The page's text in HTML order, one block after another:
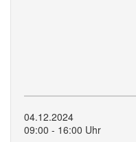
04.12.2024
09:00 - 16:00 Uhr